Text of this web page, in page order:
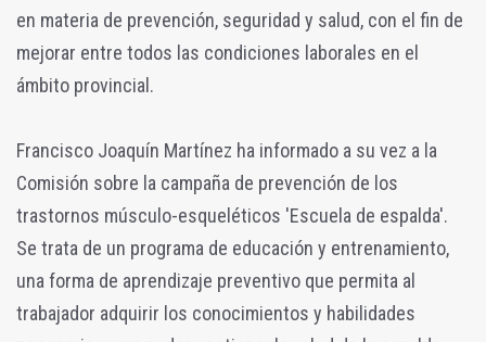
en materia de prevención, seguridad y salud, con el fin de
mejorar entre todos las condiciones laborales en el
ámbito provincial.
Francisco Joaquín Martínez ha informado a su vez a la
Comisión sobre la campaña de prevención de los
trastornos músculo-esqueléticos 'Escuela de espalda'.
Se trata de un programa de educación y entrenamiento,
una forma de aprendizaje preventivo que permita al
trabajador adquirir los conocimientos y habilidades